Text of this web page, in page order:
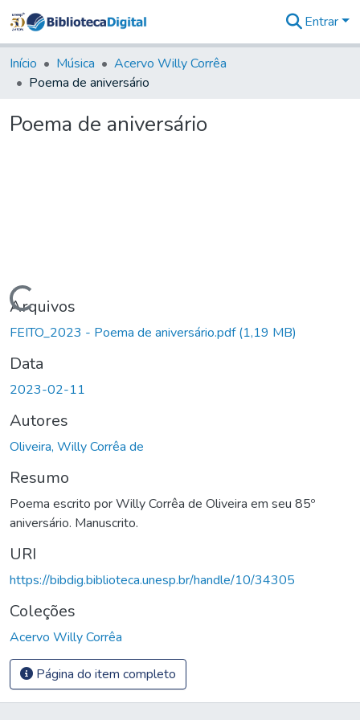
&
Coleções
Digital
Entrar
Início Música
Acervo Willy Corrêa
Poema de aniversário
Poema de aniversário
Carregando...
Arquivos
FEITO_2023 - Poema de aniversário.pdf(1,19 MB)
Data
2023-02-11
Autores
Oliveira, Willy Corrêa de
Resumo
Poema escrito por Willy Corrêa de Oliveira em seu 85º
aniversário. Manuscrito.
URI
https://bibdig.biblioteca.unesp.br/handle/10/34305
Coleções
Acervo Willy Corrêa
Página do item completo